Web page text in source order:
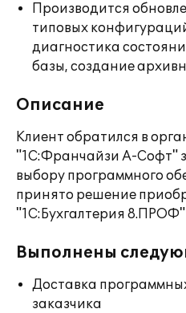
Производится
типовых
диагностика
базы, создание
Описание
Клиент обратился в
"1С:Франчайзи А-Софт"
выбору программного
принято решение
"1С:Бухгалтерия 8.ПРОФ"
Выполнены
Доставка
заказчика